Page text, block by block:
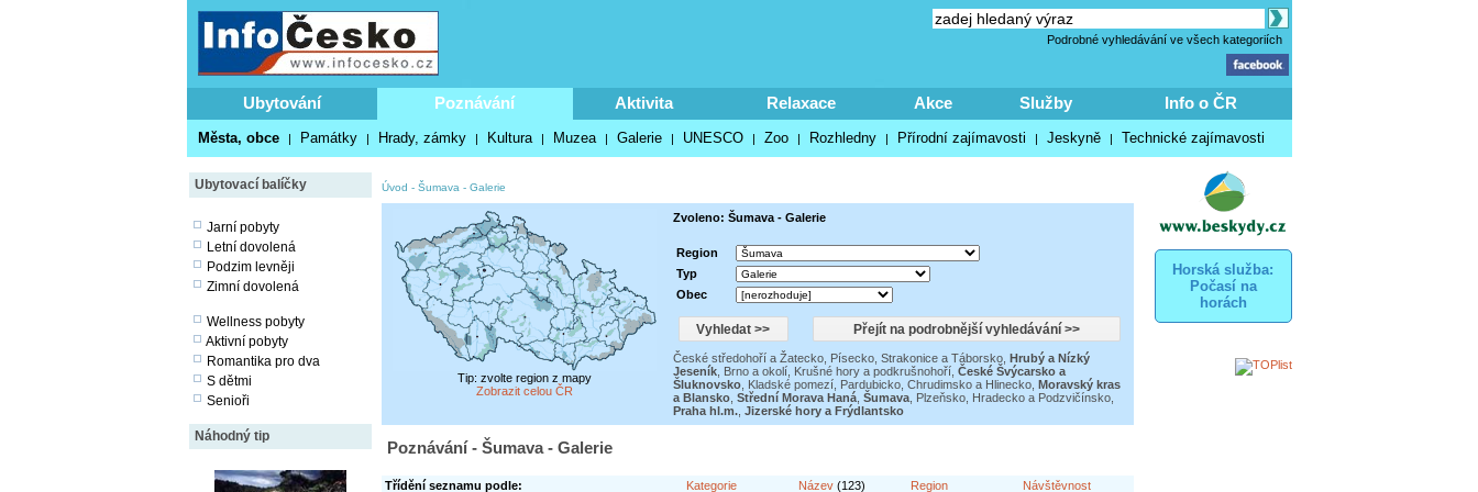
Podrobné vyhledávání ve všech kategoriích
Ubytování Poznávání Aktivita Relaxace Akce Služby Info o ČR
Města, obce | Památky | Hrady, zámky | Kultura | Muzea | Galerie | UNESCO | Zoo | Rozhledny | Přírodní zajímavosti | Jeskyně | Technické zajímavosti
Ubytovací balíčky
Jarní pobyty
Letní dovolená
Podzim levněji
Zimní dovolená
Wellness pobyty
Aktivní pobyty
Romantika pro dva
S dětmi
Senioři
Náhodný tip
Horská služba:
Počasí na
horách
Úvod - Šumava - Galerie
Tip: zvolte region z mapy
Zobrazit celou ČR
Zvoleno: Šumava - Galerie
Region
Typ
Obec
České středohoří a Žatecko, Písecko, Strakonice a Táborsko, Hrubý a Nízký
Jeseník, Brno a okolí, Krušné hory a podkrušnohoří, České Švýcarsko a
Šluknovsko, Kladské pomezí, Pardubicko, Chrudimsko a Hlinecko, Moravský kras
a Blansko, Střední Morava Haná, Šumava, Plzeňsko, Hradecko a Podzvičínsko,
Praha hl.m., Jizerské hory a Frýdlantsko
Poznávání - Šumava - Galerie
Třídění seznamu podle: Kategorie Název(123) Region Návštěvnost